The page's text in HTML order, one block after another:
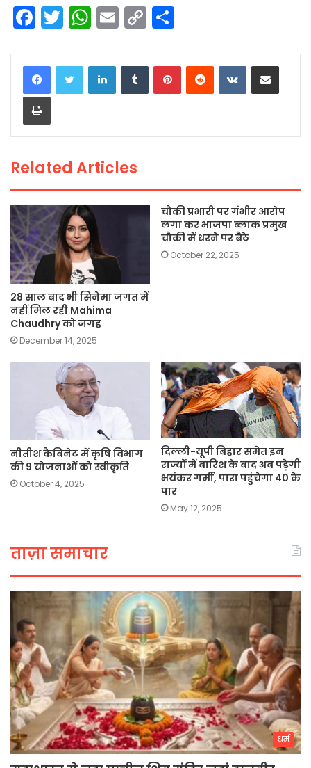
F
a
c
e
b
o
k
T
w
itt
er
W
h
a
ts
p
E
m
ai
C
o
p
n
ar
LinkedInTumblrPinterestReddit VKontakteShare via Email
Print
Related Articles
28 साल बाद भी सिनेमा जगत में
नहीं मिल रही Mahima
Chaudhry को जगह
December 14, 2025
चौकी प्रभारी पर गंभीर आरोप
लगा कर भाजपा ब्लाक प्रमुख
चौकी में धरने पर बैठे
October 22, 2025
नीतीश कैबिनेट में कृषि विभाग
की 9 योजनाओं को स्वीकृति
October 4, 2025
दिल्ली-यूपी बिहार समेत इन
राज्यों में बारिश के बाद अब पड़ेगी
भयंकर गर्मी, पारा पहुंचेगा 40 के
पार
May 12, 2025
ताज़ा समाचार
धर्म